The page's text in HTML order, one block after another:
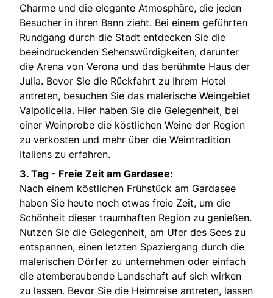
Charme und die elegante Atmosphäre, die jeden
Besucher in ihren Bann zieht. Bei einem geführten
Rundgang durch die Stadt entdecken Sie die
beeindruckenden Sehenswürdigkeiten, darunter
die Arena von Verona und das berühmte Haus der
Julia. Bevor Sie die Rückfahrt zu Ihrem Hotel
antreten, besuchen Sie das malerische Weingebiet
Valpolicella. Hier haben Sie die Gelegenheit, bei
einer Weinprobe die köstlichen Weine der Region
zu verkosten und mehr über die Weintradition
Italiens zu erfahren.
3. Tag - Freie Zeit am Gardasee:
Nach einem köstlichen Frühstück am Gardasee
haben Sie heute noch etwas freie Zeit, um die
Schönheit dieser traumhaften Region zu genießen.
Nutzen Sie die Gelegenheit, am Ufer des Sees zu
entspannen, einen letzten Spaziergang durch die
malerischen Dörfer zu unternehmen oder einfach
die atemberaubende Landschaft auf sich wirken
zu lassen. Bevor Sie die Heimreise antreten, lassen